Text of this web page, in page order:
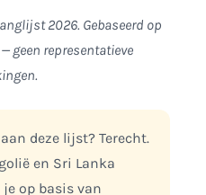
2026. Gebaseerd op
geen representatieve
deze lijst? Terecht.
en Sri Lanka
op basis van